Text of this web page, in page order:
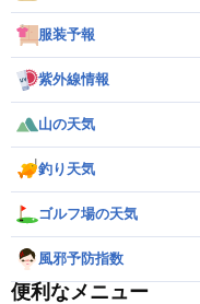
服装予報
紫外線情報
山の天気
釣り天気
ゴルフ場の天気
風邪予防指数
便利なメニュー